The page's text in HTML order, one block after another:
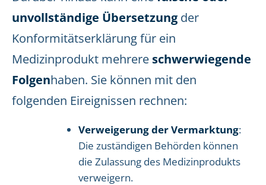
unvollständige Übersetzung der
Konformitätserklärung für ein
Medizinprodukt mehrere schwerwiegende
Folgenhaben. Sie können mit den
folgenden Eireignissen rechnen:
Verweigerung der Vermarktung:
Die zuständigen Behörden können
die Zulassung des Medizinprodukts
verweigern.